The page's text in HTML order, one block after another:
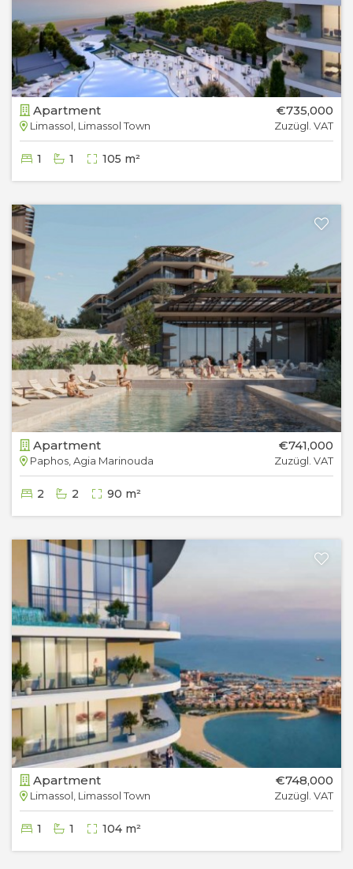
Apartment
Limassol, Limassol Town
€735,000
Zuzügl. VAT
1 1 105 m²
Apartment
Paphos, Agia Marinouda
€741,000
Zuzügl. VAT
2 2 90 m²
Apartment
Limassol, Limassol Town
€748,000
Zuzügl. VAT
1 1 104 m²